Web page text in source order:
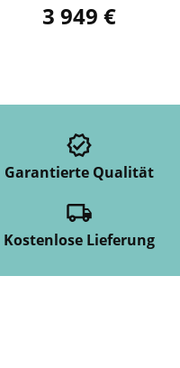
3 949 €
Garantierte Qualität
Kostenlose Lieferung